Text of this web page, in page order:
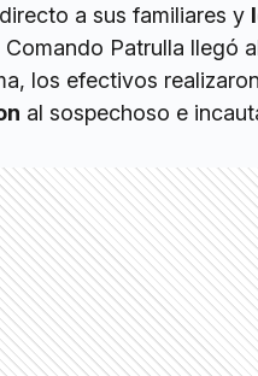
a sus familiares y
Comando Patrulla llegó
los efectivos
al sospechoso e